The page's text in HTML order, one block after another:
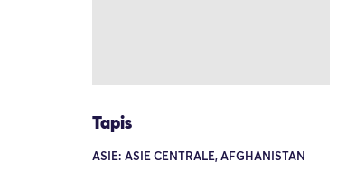
Tapis
ASIE: ASIE CENTRALE, AFGHANISTAN